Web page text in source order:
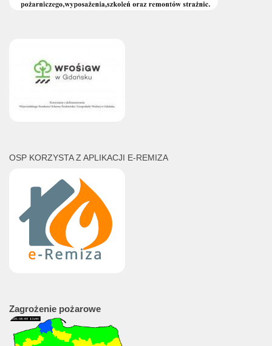
OSP KORZYSTA Z APLIKACJI E-REMIZA
Zagrożenie pożarowe